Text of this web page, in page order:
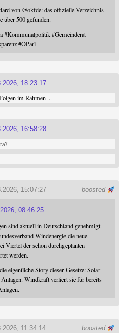
von @okfde: das offizielle Verzeichnis
über 500 gefunden.
#Kommunalpolitik #Gemeinderat
#OParl
18:23:17
im Rahmen ...
16:58:28
boosted
15:07:27
08:46:25
sind aktuell in Deutschland genehmigt.
Windenergie die neue
Viertel der schon durchgeplanten
werden.
eigentliche Story dieser Gesetze: Solar
Windkraft verliert sie für bereits
boosted
11:34:14